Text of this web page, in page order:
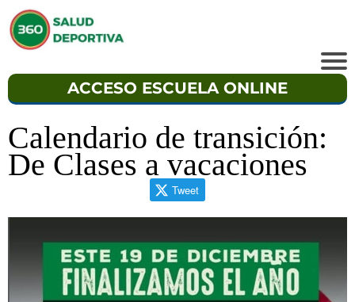
ACCESO ESCUELA ONLINE
Calendario de transición:
De Clases a vacaciones
Tweet